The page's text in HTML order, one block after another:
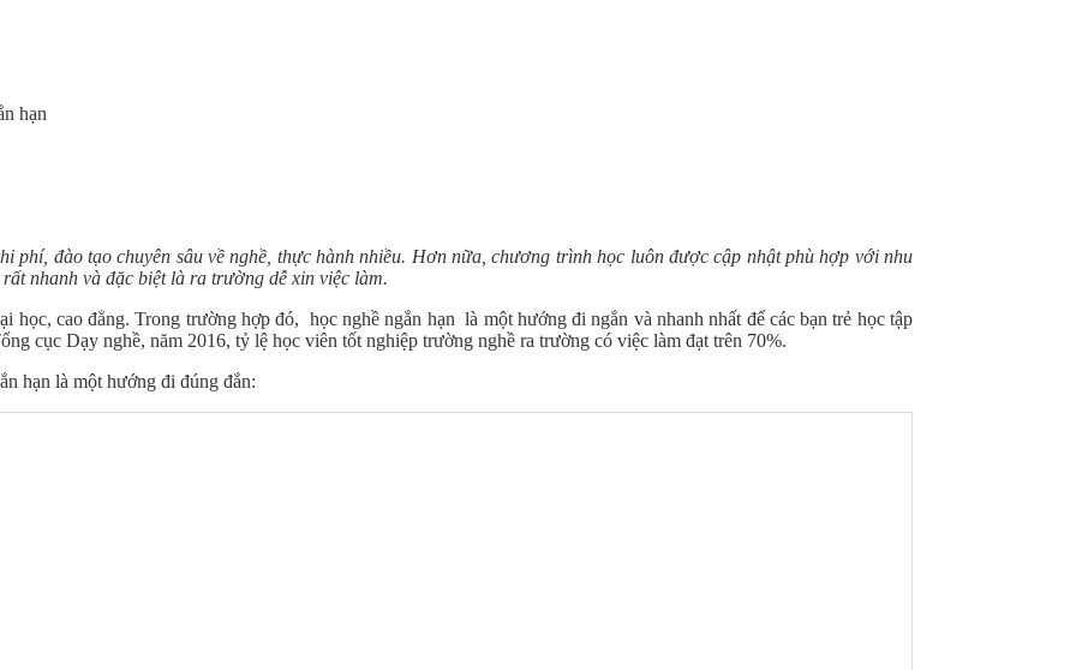
hạn
phí, đào tạo chuyên sâu về nghề, thực hành nhiều. Hơn nữa, chương trình học luôn được cập nhật phù hợp với nhu
nhanh và đặc biệt là ra trường dễ xin việc làm.
học, cao đẳng. Trong trường hợp đó, học nghề ngắn hạn là một hướng đi ngắn và nhanh nhất để các bạn trẻ học tập
cục Dạy nghề, năm 2016, tỷ lệ học viên tốt nghiệp trường nghề ra trường có việc làm đạt trên 70%.
hạn là một hướng đi đúng đắn: